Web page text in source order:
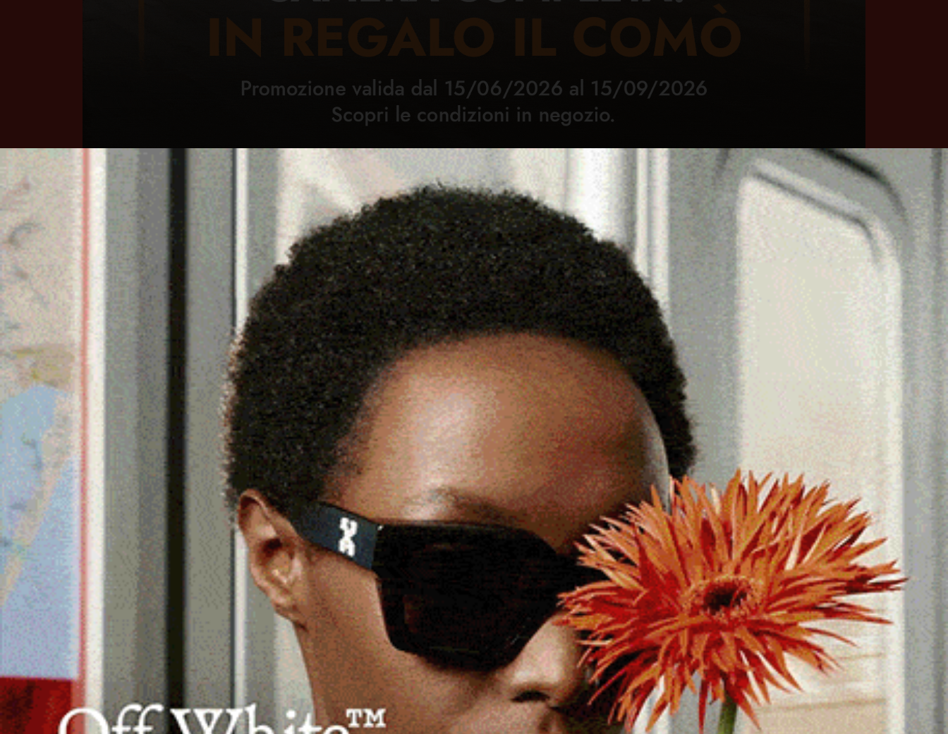
Home Ozieri Territorio Sardegna Cronaca Attualità Sport Cultura Rubriche Necrologie
Numeri
utili
Contatti
SASSARI, ANDREA MACIS CAMPIONE ITALIANO YOUTH
DI MMA
8 Giugno 2024, 18:08
Il sassarese conquista medaglia d’oro e titolo agli Assoluti di Rimini. Medaglia
d’argento per Matteo Dore (Junior) e bronzo per Samuele Tavera (Youth).
SASSARI | 8 giugno 2024. Una medaglia d’oro, un argento e un bronzo
sono il “bottino”, di tutto
rispetto, conquistato nei giorni scorsi dagli atleti del Tarantini fight clubai campionati italiani assoluti
Cerca
Cerca
Facebook
ThreadsInstagram
X YouTube